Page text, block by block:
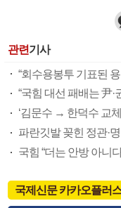
관련기사
“국힘 대선 패배는 尹·
‘김문수 → 한덕수 교
국힘 “더는 안방 아니
국제신문 카카오플러